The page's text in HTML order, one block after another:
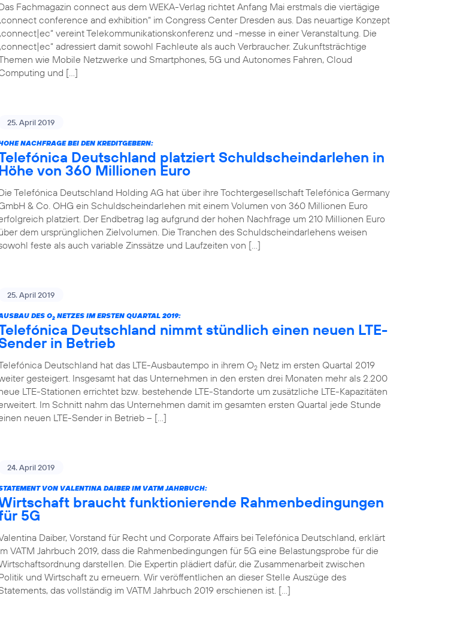
Fachmagazin connect aus dem WEKA-Verlag richtet Anfang Mai erstmals die viertägige
conference and exhibition“ im Congress Center Dresden aus. Das neuartige Konzept
vereint Telekommunikationskonferenz und -messe in einer Veranstaltung. Die
adressiert damit sowohl Fachleute als auch Verbraucher. Zukunftsträchtige
wie Mobile Netzwerke und Smartphones, 5G und Autonomes Fahren, Cloud
und […]
25. April 2019
NACHFRAGE BEI DEN KREDITGEBERN:
Deutschland platziert Schuldscheindarlehen in
von 360 Millionen Euro
Telefónica Deutschland Holding AG hat über ihre Tochtergesellschaft Telefónica Germany
& Co. OHG ein Schuldscheindarlehen mit einem Volumen von 360 Millionen Euro
platziert. Der Endbetrag lag aufgrund der hohen Nachfrage um 210 Millionen Euro
dem ursprünglichen Zielvolumen. Die Tranchen des Schuldscheindarlehens weisen
feste als auch variable Zinssätze und Laufzeiten von […]
25. April 2019
DES O2 NETZES IM ERSTEN QUARTAL 2019:
Deutschland nimmt stündlich einen neuen LTE-
in Betrieb
Deutschland hat das LTE-Ausbautempo in ihrem O2 Netz im ersten Quartal 2019
gesteigert. Insgesamt hat das Unternehmen in den ersten drei Monaten mehr als 2.200
LTE-Stationen errichtet bzw. bestehende LTE-Standorte um zusätzliche LTE-Kapazitäten
Im Schnitt nahm das Unternehmen damit im gesamten ersten Quartal jede Stunde
neuen LTE-Sender in Betrieb – […]
24. April 2019
VON VALENTINA DAIBER IM VATM JAHRBUCH:
braucht funktionierende Rahmenbedingungen
5G
Daiber, Vorstand für Recht und Corporate Affairs bei Telefónica Deutschland, erklärt
VATM Jahrbuch 2019, dass die Rahmenbedingungen für 5G eine Belastungsprobe für die
darstellen. Die Expertin plädiert dafür, die Zusammenarbeit zwischen
und Wirtschaft zu erneuern. Wir veröffentlichen an dieser Stelle Auszüge des
das vollständig im VATM Jahrbuch 2019 erschienen ist. […]